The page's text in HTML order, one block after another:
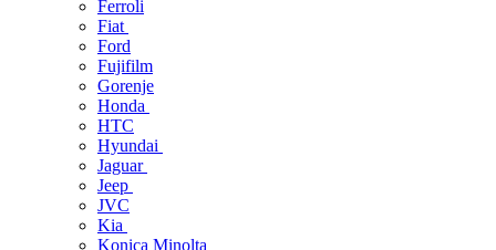
Ferroli
Fiat
Ford
Fujifilm
Gorenje
Honda
HTC
Hyundai
Jaguar
Jeep
JVC
Kia
Konica Minolta